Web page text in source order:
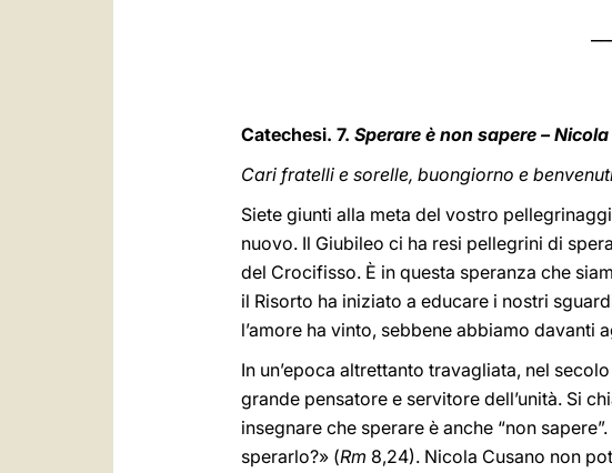
Catechesi. 7. Sperare è non sapere –
Cari fratelli e sorelle, buongiorno e
Siete giunti alla meta del vostro
nuovo. Il Giubileo ci ha resi pellegrini di
del Crocifisso. È in questa speranza che
il Risorto ha iniziato a educare i nostri
l’amore ha vinto, sebbene abbiamo
In un’epoca altrettanto travagliata, nel
grande pensatore e servitore dell’unità. Si
insegnare che sperare è anche “non
sperarlo?» (Rm 8,24). Nicola Cusano non